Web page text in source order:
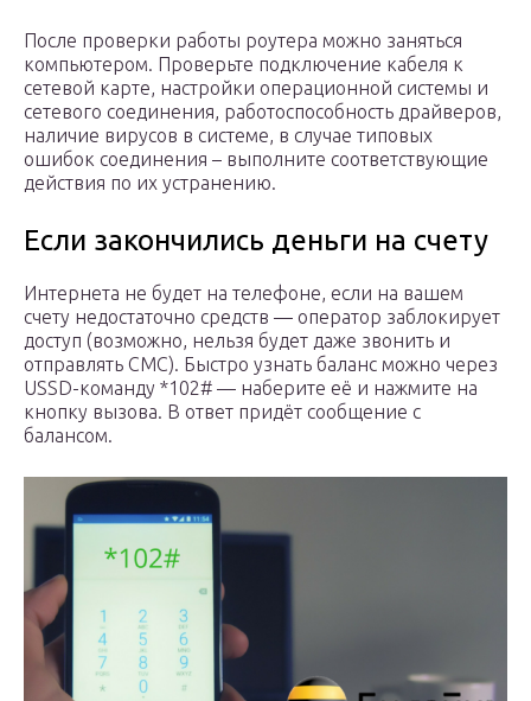
После проверки работы роутера можно заняться
компьютером. Проверьте подключение кабеля к
сетевой карте, настройки операционной системы и
сетевого соединения, работоспособность драйверов,
наличие вирусов в системе, в случае типовых
ошибок соединения – выполните соответствующие
действия по их устранению.
Если закончились деньги на счету
Интернета не будет на телефоне, если на вашем
счету недостаточно средств — оператор заблокирует
доступ (возможно, нельзя будет даже звонить и
отправлять СМС). Быстро узнать баланс можно через
USSD-команду *102# — наберите её и нажмите на
кнопку вызова. В ответ придёт сообщение с
балансом.